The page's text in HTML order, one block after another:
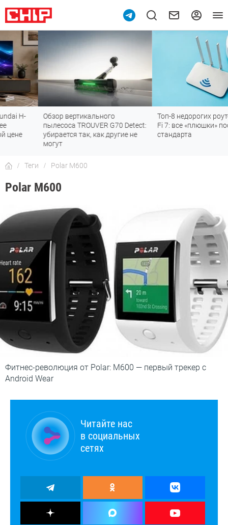
Обзор вертикального
пылесоса TROUVER G70 Detect:
убирается так, как другие не
Топ-8 недорогих роутеров с Wi-
Fi 7: все «плюшки» последнего
стандарта
Теги Polar M600
Polar M600
Фитнес-революция от Polar: M600 — первый трекер с
Android Wear
Читайте нас
в социальных
сетях